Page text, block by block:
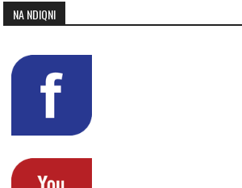
NA NDIQNI